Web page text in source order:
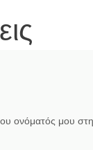
ονόματός μου στη